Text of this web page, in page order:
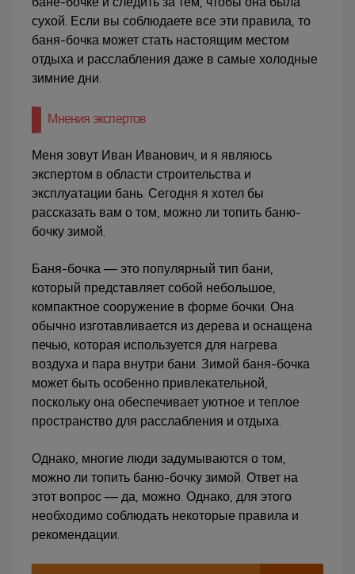
сухой. Если вы соблюдаете все эти правила, то
баня-бочка может стать настоящим местом
отдыха и расслабления даже в самые холодные
зимние дни.
Мнения экспертов
Меня зовут Иван Иванович, и я являюсь
экспертом в области строительства и
эксплуатации бань. Сегодня я хотел бы
рассказать вам о том, можно ли топить баню-
бочку зимой.
Баня-бочка — это популярный тип бани,
который представляет собой небольшое,
компактное сооружение в форме бочки. Она
обычно изготавливается из дерева и оснащена
печью, которая используется для нагрева
воздуха и пара внутри бани. Зимой баня-бочка
может быть особенно привлекательной,
поскольку она обеспечивает уютное и теплое
пространство для расслабления и отдыха.
Однако, многие люди задумываются о том,
можно ли топить баню-бочку зимой. Ответ на
этот вопрос — да, можно. Однако, для этого
необходимо соблюдать некоторые правила и
рекомендации.